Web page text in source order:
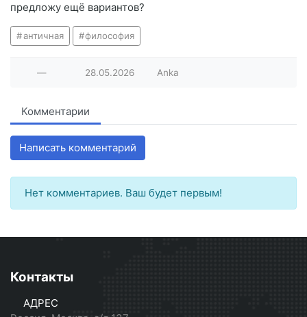
предложу ещё вариантов?
античная философия
— 28.05.2026 Anka
Комментарии
Написать комментарий
Нет комментариев. Ваш будет первым!
Контакты
АДРЕС